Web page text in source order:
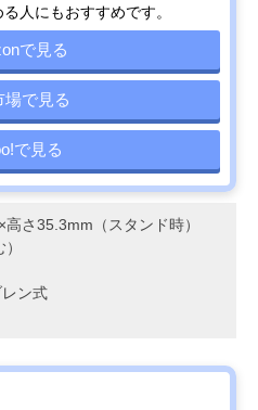
人にもおすすめです。
で見る
場で見る
で見る
さ35.3mm（スタンド時）
ン式